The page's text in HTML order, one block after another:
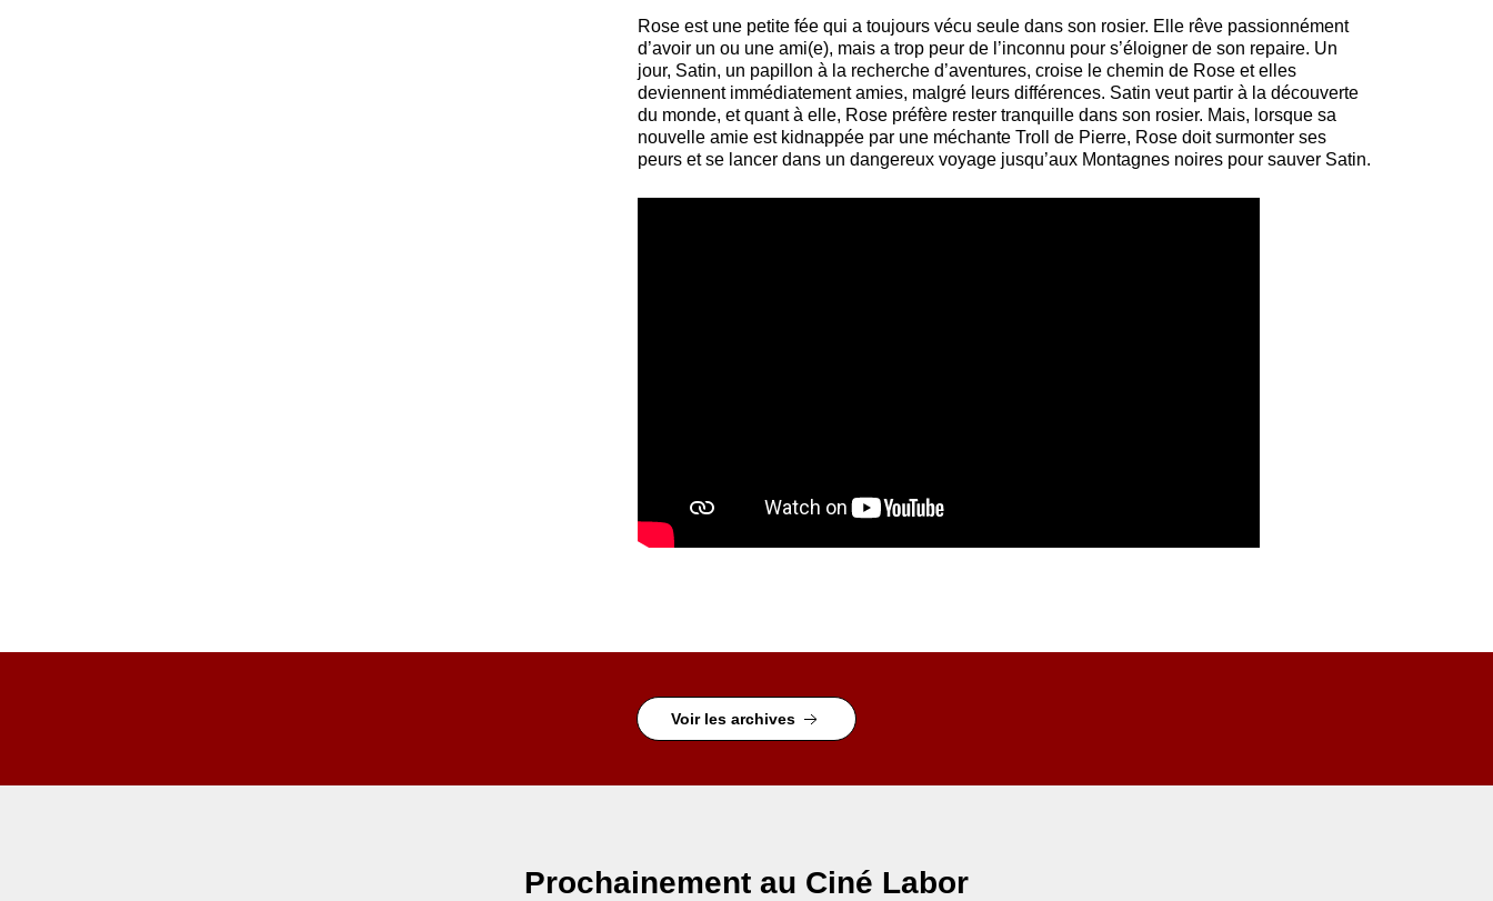
Rose est une petite fée qui a toujours vécu seule dans son rosier. Elle rêve passionnément
d’avoir un ou une ami(e), mais a trop peur de l’inconnu pour s’éloigner de son repaire. Un
jour, Satin, un papillon à la recherche d’aventures, croise le chemin de Rose et elles
deviennent immédiatement amies, malgré leurs différences. Satin veut partir à la découverte
du monde, et quant à elle, Rose préfère rester tranquille dans son rosier. Mais, lorsque sa
nouvelle amie est kidnappée par une méchante Troll de Pierre, Rose doit surmonter ses
peurs et se lancer dans un dangereux voyage jusqu’aux Montagnes noires pour sauver Satin.
Voir les archives
Prochainement au Ciné Labor